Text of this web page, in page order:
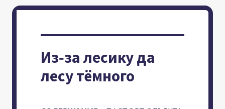
Из-за лесику да
лесу тёмного